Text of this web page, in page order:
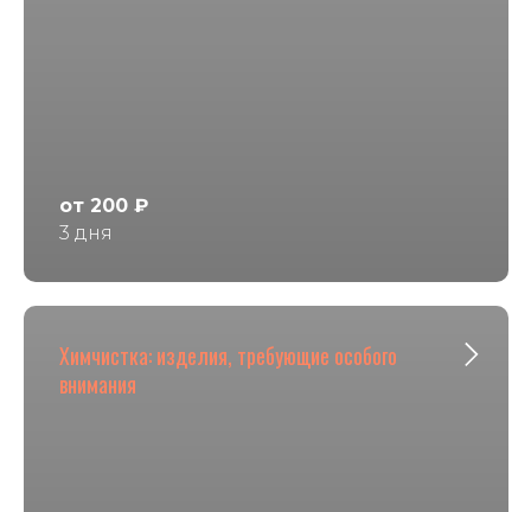
от 200 ₽
3 дня
Химчистка: изделия, требующие особого
внимания